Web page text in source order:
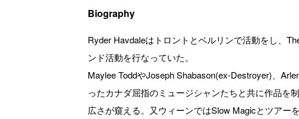
Biography
Ryder Havdaleはトロントとベルリンで活動をし、
ンド活動を行なっていた。
Maylee ToddやJoseph Shabason(ex-Destroyer)、
ったカナダ屈指のミュージシャンたちと共に作品を
広さが窺える。又ウィーンではSlow Magicとツアー